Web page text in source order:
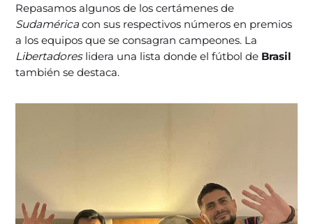
Repasamos algunos de los certámenes de
Sudaméricacon sus respectivos números en premios
a los equipos que se consagran campeones. La
Libertadores lidera una lista donde el fútbol de Brasil
también se destaca.